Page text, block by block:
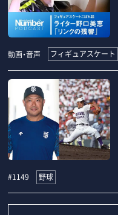
動画・音声 フィギュアスケート
#1149 野球